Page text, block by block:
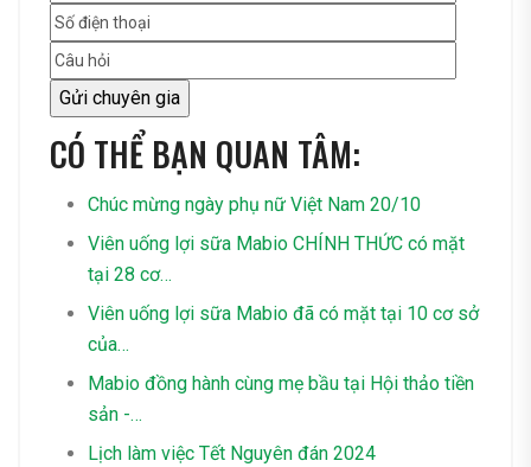
CÓ THỂ BẠN QUAN TÂM:
Chúc mừng ngày phụ nữ Việt Nam 20/10
Viên uống lợi sữa Mabio CHÍNH THỨC có mặt
tại 28 cơ…
Viên uống lợi sữa Mabio đã có mặt tại 10 cơ sở
của…
Mabio đồng hành cùng mẹ bầu tại Hội thảo tiền
sản -…
Lịch làm việc Tết Nguyên đán 2024